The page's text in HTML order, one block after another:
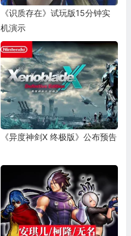
《识质存在》试玩版15分钟实
机演示
《异度神剑X 终极版》公布预告